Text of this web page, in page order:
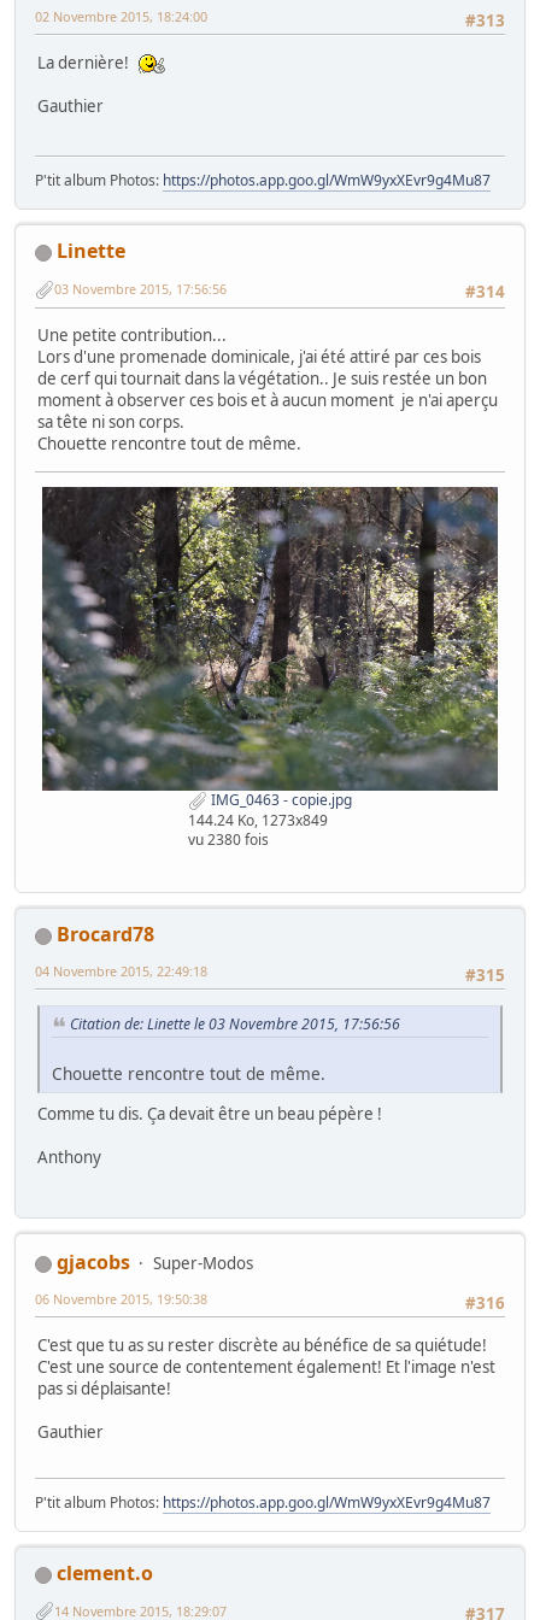
#313
02 Novembre 2015, 18:24:00
La dernière!
Gauthier
P'tit album Photos: https://photos.app.goo.gl/WmW9yxXEvr9g4Mu87
Linette
#314
03 Novembre 2015, 17:56:56
Une petite contribution...
Lors d'une promenade dominicale, j'ai été attiré par ces bois
de cerf qui tournait dans la végétation.. Je suis restée un bon
moment à observer ces bois et à aucun moment je n'ai aperçu
sa tête ni son corps.
Chouette rencontre tout de même.
IMG_0463 - copie.jpg
144.24 Ko, 1273x849
vu 2380 fois
Brocard78
#315
04 Novembre 2015, 22:49:18
Citation de: Linette le 03 Novembre 2015, 17:56:56
Chouette rencontre tout de même.
Comme tu dis. Ça devait être un beau pépère !
Anthony
gjacobs
Super-Modos
#316
06 Novembre 2015, 19:50:38
C'est que tu as su rester discrète au bénéfice de sa quiétude!
C'est une source de contentement également! Et l'image n'est
pas si déplaisante!
Gauthier
P'tit album Photos: https://photos.app.goo.gl/WmW9yxXEvr9g4Mu87
clement.o
#317
14 Novembre 2015, 18:29:07